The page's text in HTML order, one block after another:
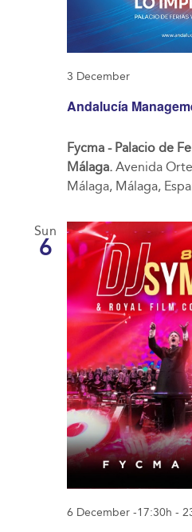
Andalucía
3 December
Fycma - Palacio de
Málaga. Avenida
Málaga, Málaga,
Sun
6
6 December -17:30h -